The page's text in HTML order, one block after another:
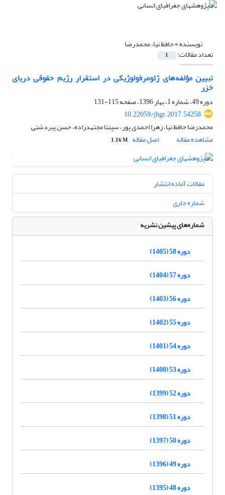
نویسنده =حافظ نیا، محمدرضا
تعداد مقالات: 1
تبیین مؤلفه‌های ژئومرفولوژیکی در استقرار رژیم حقوقی دریای
خزر
دوره 49، شماره 1، بهار 1396، صفحه
115-131
10.22059/jhgr.2017.54258
محمدرضا حافظ نیا، زهرا احمدی پور، سپنتا مجتهدزاده، حسن پیردشتی
مشاهده مقاله
اصل مقاله 1.16 M
مقالات آماده انتشار
شماره جاری
شماره‌های پیشین نشریه
دوره 58 (1405)
دوره 57 (1404)
دوره 56 (1403)
دوره 55 (1402)
دوره 54 (1401)
دوره 53 (1400)
دوره 52 (1399)
دوره 51 (1398)
دوره 50 (1397)
دوره 49 (1396)
دوره 48 (1395)